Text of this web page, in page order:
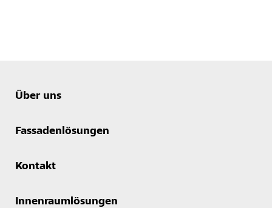
Über uns
Fassadenlösungen
Kontakt
Innenraumlösungen